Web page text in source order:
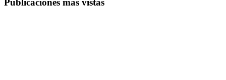
Publicaciones más vistas